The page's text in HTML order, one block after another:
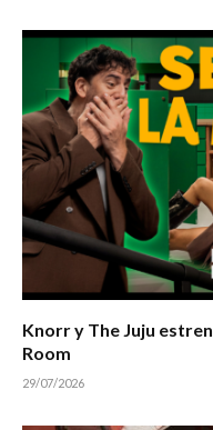
Knorr y The Juju
Room
29/07/2026